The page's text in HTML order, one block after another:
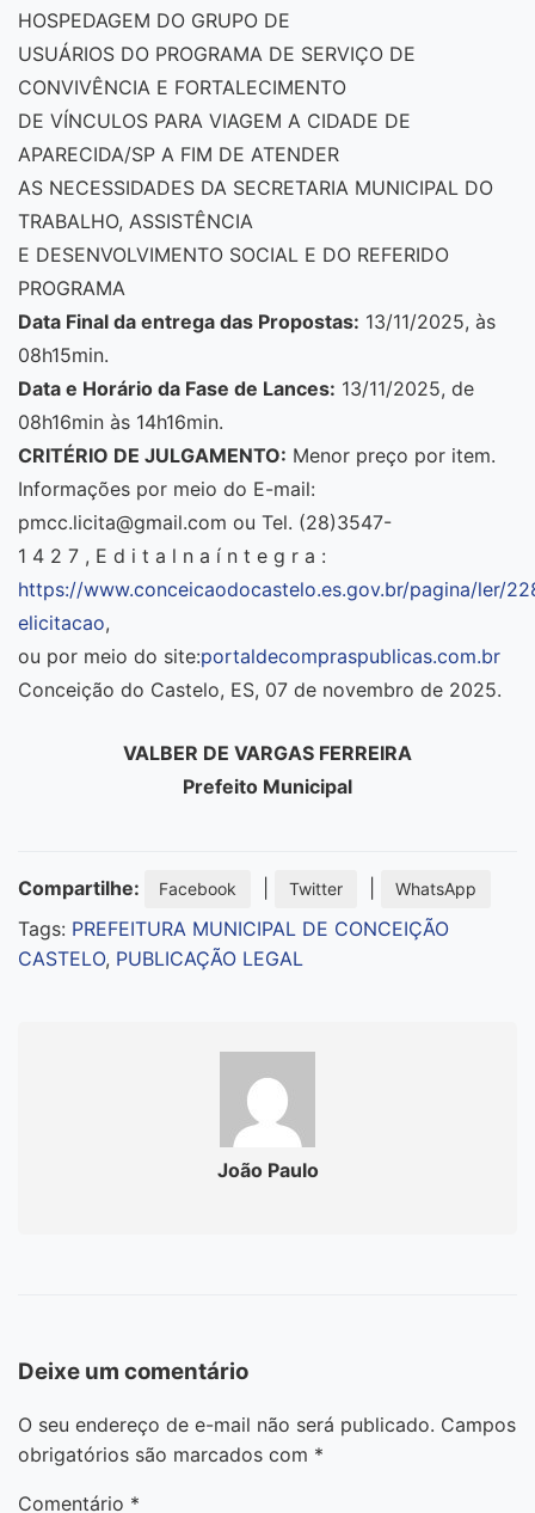
HOSPEDAGEM DO GRUPO DE
USUÁRIOS DO PROGRAMA DE SERVIÇO DE
CONVIVÊNCIA E FORTALECIMENTO
DE VÍNCULOS PARA VIAGEM A CIDADE DE
APARECIDA/SP A FIM DE ATENDER
AS NECESSIDADES DA SECRETARIA MUNICIPAL DO
TRABALHO, ASSISTÊNCIA
E DESENVOLVIMENTO SOCIAL E DO REFERIDO
PROGRAMA
Data Final da entrega das Propostas: 13/11/2025, às
08h15min.
Data e Horário da Fase de Lances: 13/11/2025, de
08h16min às 14h16min.
CRITÉRIO DE JULGAMENTO: Menor preço por item.
Informações por meio do E-mail:
pmcc.licita@gmail.com ou Tel. (28)3547-
1 4 2 7 , E d i t a l n a í n t e g r a :
https://www.conceicaodocastelo.es.gov.br/pagina/ler/
elicitacao,
ou por meio do site:portaldecompraspublicas.com.br
Conceição do Castelo, ES, 07 de novembro de 2025.
VALBER DE VARGAS FERREIRA
Prefeito Municipal
Compartilhe: Facebook Twitter WhatsApp
Tags: PREFEITURA MUNICIPAL DE CONCEIÇÃO
CASTELO, PUBLICAÇÃO LEGAL
João Paulo
Deixe um comentário
O seu endereço de e-mail não será publicado. Campos
obrigatórios são marcados com *
Comentário *